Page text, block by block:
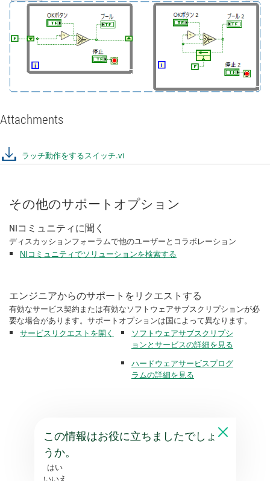
Attachments
ラッチ動作をするスイッチ.vi
その他のサポートオプション
NIコミュニティに聞く
ディスカッションフォーラムで他のユーザーとコラボレーション
NIコミュニティでソリューションを検索する
エンジニアからのサポートをリクエストする
有効なサービス契約または有効なソフトウェアサブスクリプションが必
要な場合があります。サポートオプションは国によって異なります。
サービスリクエストを開く
ソフトウェアサブスクリプシ
ョンとサービスの詳細を見る
ハードウェアサービスプログ
ラムの詳細を見る
この情報はお役に立ちましたでしょ
うか。
はい
いいえ